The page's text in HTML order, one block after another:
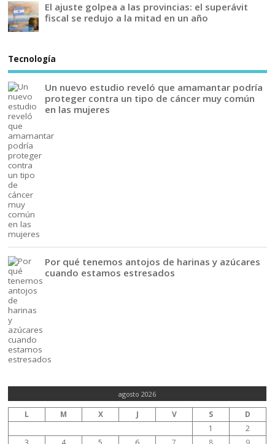
El ajuste golpea a las provincias: el superávit
fiscal se redujo a la mitad en un año
Tecnología
Un nuevo estudio reveló que amamantar podría
proteger contra un tipo de cáncer muy común
en las mujeres
Por qué tenemos antojos de harinas y azúcares
cuando estamos estresados
agosto 2026
L M X J V S
D
1
2